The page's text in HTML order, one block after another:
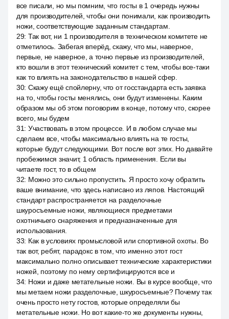
все писали, но мы помним, что госты в 1 очередь нужны
для производителей, чтобы они понимали, как производить
ножи, соответствующие заданным стандартам.
29: Так вот, ни 1 производителя в техническом комитете не
отметилось. Забегая вперёд, скажу, что мы, наверное,
первые, не наверное, а точно первые из производителей,
кто вошли в этот технический комитет с тем, чтобы все-таки
как то влиять на законодательство в нашей сфер.
30: Скажу ещё спойлерну, что от госстандарта есть заявка
на то, чтобы госты менялись, они будут изменены. Каким
образом мы об этом поговорим в конце, потому что, скорее
всего, мы будем
31: Участвовать в этом процессе. И в любом случае мы
сделаем все, чтобы максимально влиять на те госты,
которые будут следующими. Вот после вот этих. Но давайте
пробежимся значит, 1 область применения. Если вы
читаете гост, то в общем
32: Можно это сильно пропустить. Я просто хочу обратить
ваше внимание, что здесь написано из ляпов. Настоящий
стандарт распространяется на разделочные
шкуросъемные ножи, являющиеся предметами
охотничьего снаряжения и предназначенные для
использования.
33: Как в условиях промысловой или спортивной охоты. Во
так вот, ребят, парадокс в том, что именно этот гост
максимально полно описывает технические характеристики
ножей, поэтому по нему сертифицируются все и
34: Ножи и даже метательные ножи. Вы в курсе вообще, что
мы метаем ножи разделочные, шкуросъемные? Почему так
очень просто нету гостов, которые определяли бы
метательные ножи. Но вот какие-то же документы нужны,